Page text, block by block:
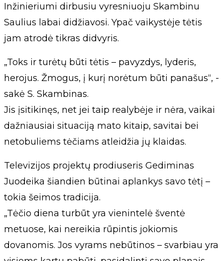
Inžinieriumi dirbusiu vyresniuoju Skambinu
Saulius labai didžiavosi. Ypač vaikystėje tėtis
jam atrodė tikras didvyris.
„Toks ir turėtų būti tėtis – pavyzdys, lyderis,
herojus. Žmogus, į kurį norėtum būti panašus“, -
sakė S. Skambinas.
Jis įsitikinęs, net jei taip realybėje ir nėra, vaikai
dažniausiai situaciją mato kitaip, savitai bei
netobuliems tėčiams atleidžia jų klaidas.
Televizijos projektų prodiuseris Gediminas
Juodeika šiandien būtinai aplankys savo tėtį –
tokia šeimos tradicija.
„Tėčio diena turbūt yra vienintelė šventė
metuose, kai nereikia rūpintis jokiomis
dovanomis. Jos vyrams nebūtinos – svarbiau yra